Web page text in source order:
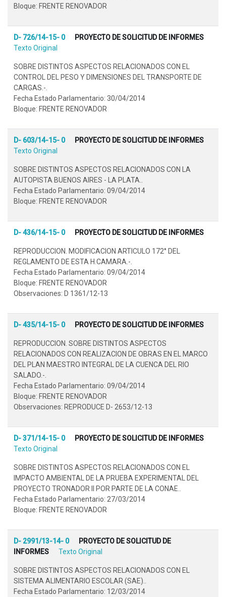
Bloque: FRENTE RENOVADOR
D- 726/14-15- 0
PROYECTO DE SOLICITUD DE INFORMES
Texto Original
SOBRE DISTINTOS ASPECTOS RELACIONADOS CON EL
CONTROL DEL PESO Y DIMENSIONES DEL TRANSPORTE DE
CARGAS.-.
Fecha Estado Parlamentario: 30/04/2014
Bloque: FRENTE RENOVADOR
D- 603/14-15- 0
PROYECTO DE SOLICITUD DE INFORMES
Texto Original
SOBRE DISTINTOS ASPECTOS RELACIONADOS CON LA
AUTOPISTA BUENOS AIRES - LA PLATA..
Fecha Estado Parlamentario: 09/04/2014
Bloque: FRENTE RENOVADOR
D- 436/14-15- 0 PROYECTO DE SOLICITUD DE INFORMES
REPRODUCCION. MODIFICACION ARTICULO 172° DEL
REGLAMENTO DE ESTA H.CAMARA.-.
Fecha Estado Parlamentario: 09/04/2014
Bloque: FRENTE RENOVADOR
Observaciones: D 1361/12-13
D- 435/14-15- 0 PROYECTO DE SOLICITUD DE INFORMES
REPRODUCCION. SOBRE DISTINTOS ASPECTOS
RELACIONADOS CON REALIZACION DE OBRAS EN EL MARCO
DEL PLAN MAESTRO INTEGRAL DE LA CUENCA DEL RIO
SALADO.-.
Fecha Estado Parlamentario: 09/04/2014
Bloque: FRENTE RENOVADOR
Observaciones: REPRODUCE D- 2653/12-13
D- 371/14-15- 0
PROYECTO DE SOLICITUD DE INFORMES
Texto Original
SOBRE DISTINTOS ASPECTOS RELACIONADOS CON EL
IMPACTO AMBIENTAL DE LA PRUEBA EXPERIMENTAL DEL
PROYECTO TRONADOR II POR PARTE DE LA CONAE..
Fecha Estado Parlamentario: 27/03/2014
Bloque: FRENTE RENOVADOR
D- 2991/13-14- 0
PROYECTO DE SOLICITUD DE
INFORMES
Texto Original
SOBRE DISTINTOS ASPECTOS RELACIONADOS CON EL
SISTEMA ALIMENTARIO ESCOLAR (SAE)..
Fecha Estado Parlamentario: 12/03/2014